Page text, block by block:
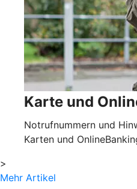
Karte und
Notrufnummern und
Karten und
>
Mehr Artikel